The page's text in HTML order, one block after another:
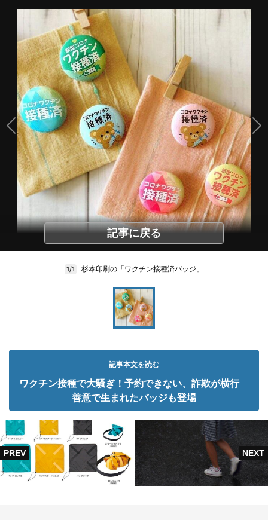
記事に戻る
1/1 杉本印刷の「ワクチン接種済バッジ」
記事本文を読む
ワクチン接種で大騒ぎ！予約できない、詐欺が横行
善意で生まれたバッジも登場